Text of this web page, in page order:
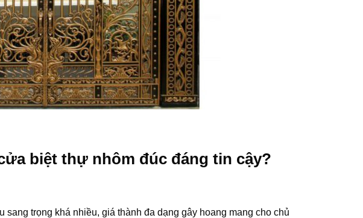
biệt thự nhôm đúc đáng tin cậy?
trọng khá nhiều, giá thành đa dạng gây hoang mang cho chủ